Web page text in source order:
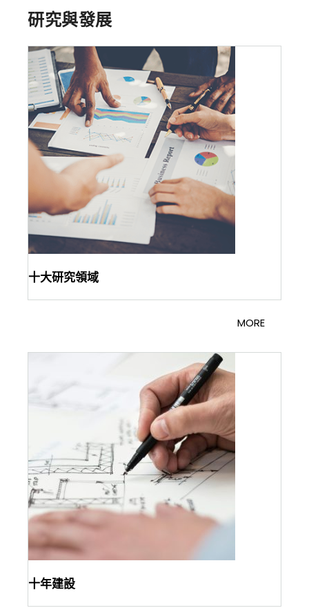
研究與發展
十大研究領域
MORE
十年建設